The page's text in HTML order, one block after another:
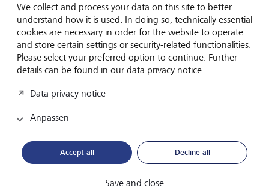
der Vorbereitung künftiger Generationen auf das
Vermögensmanagement verbunden sind.
"Diese Studie bietet einzigartige globale Einblicke, wie
künftige Generationen Vermögen neu definieren. Ihnen
geht es um mehr als den reinen Vermögenserhalt, sie
Gesellschaft hat aktiv und sehr bewusst", sagt Nina Hoas,
Co-Autorin der Studie und Head Philanthropy Advisory bei
LGT. "Über die Philanthropie hinaus teilten viele der
Entscheidungen mit ihren Werten in Einklang zu bringen
und einen durchdachten Ansatz bei der Verwaltung ihrer
verfolgen. Die Studie befasst sich auch mit den Privilegien
We collect and process your data on this site to better
understand how it is used. In doing so, technically essential
cookies are necessary in order for the website to operate
and store certain settings or security-related functionalities.
Please select your preferred option to continue. Further
details can be found in our data privacy notice.
Data privacy notice
Anpassen
Accept all Decline all
Save and close